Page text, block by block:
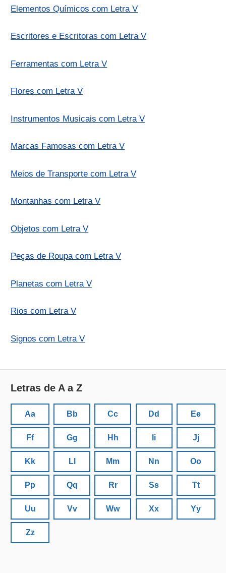
Elementos Químicos com Letra V
Escritores e Escritoras com Letra V
Ferramentas com Letra V
Flores com Letra V
Instrumentos Musicais com Letra V
Marcas Famosas com Letra V
Meios de Transporte com Letra V
Montanhas com Letra V
Objetos com Letra V
Peças de Roupa com Letra V
Planetas com Letra V
Rios com Letra V
Signos com Letra V
Letras de A a Z
Aa Bb Cc Dd Ee
Ff Gg Hh Ii Jj
Kk Ll Mm Nn Oo
Pp Qq Rr Ss Tt
Uu Vv Ww Xx Yy
Zz